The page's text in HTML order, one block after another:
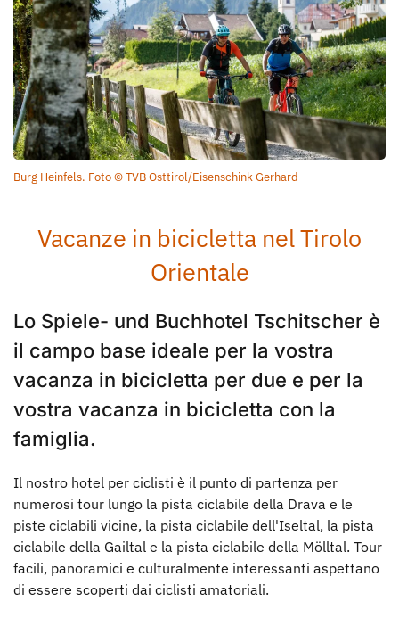
Vacanze in bicicletta nel Tirolo
Orientale
Lo Spiele- und Buchhotel Tschitscher è
il campo base ideale per la vostra
vacanza in bicicletta per due e per la
vostra vacanza in bicicletta con la
famiglia.
Il nostro hotel per ciclisti è il punto di partenza per
numerosi tour lungo la pista ciclabile della Drava e le
piste ciclabili vicine, la pista ciclabile dell'Iseltal, la pista
ciclabile della Gailtal e la pista ciclabile della Mölltal. Tour
facili, panoramici e culturalmente interessanti aspettano
di essere scoperti dai ciclisti amatoriali.
Burg Heinfels. Foto © TVB Osttirol/Eisenschink Gerhard